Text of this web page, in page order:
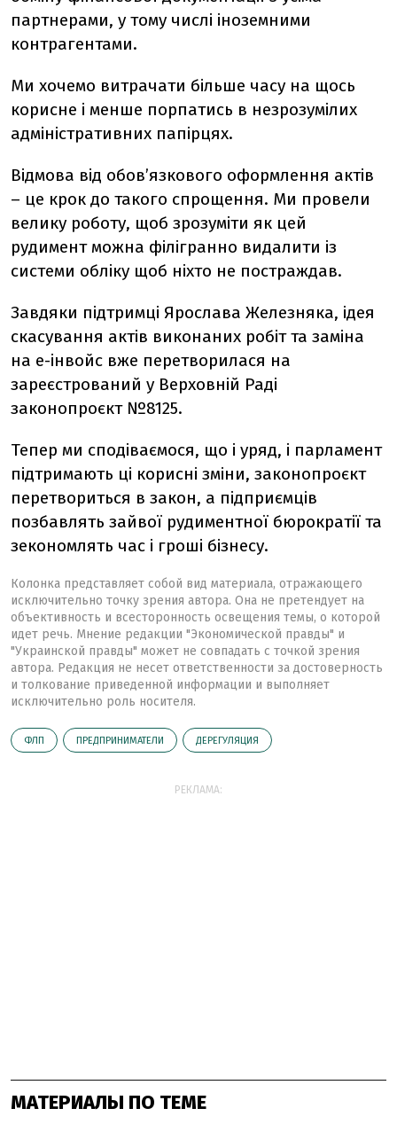
партнерами, у тому числі іноземними
контрагентами.
Ми хочемо витрачати більше часу на щось
корисне і менше порпатись в незрозумілих
адміністративних папірцях.
Відмова від обов’язкового оформлення актів
– це крок до такого спрощення. Ми провели
велику роботу, щоб зрозуміти як цей
рудимент можна філігранно видалити із
системи обліку щоб ніхто не постраждав.
Завдяки підтримці Ярослава Железняка, ідея
скасування актів виконаних робіт та заміна
на е-інвойс вже перетворилася на
зареєстрований у Верховній Раді
законопроєкт №8125.
Тепер ми сподіваємося, що і уряд, і парламент
підтримають ці корисні зміни, законопроєкт
перетвориться в закон, а підприємців
позбавлять зайвої рудиментної бюрократії та
зекономлять час і гроші бізнесу.
Колонка представляет собой вид материала, отражающего
исключительно точку зрения автора. Она не претендует на
объективность и всесторонность освещения темы, о которой
идет речь. Мнение редакции "Экономической правды" и
"Украинской правды" может не совпадать с точкой зрения
автора. Редакция не несет ответственности за достоверность
и толкование приведенной информации и выполняет
исключительно роль носителя.
ФЛП ПРЕДПРИНИМАТЕЛИ ДЕРЕГУЛЯЦИЯ
РЕКЛАМА:
МАТЕРИАЛЫ ПО ТЕМЕ